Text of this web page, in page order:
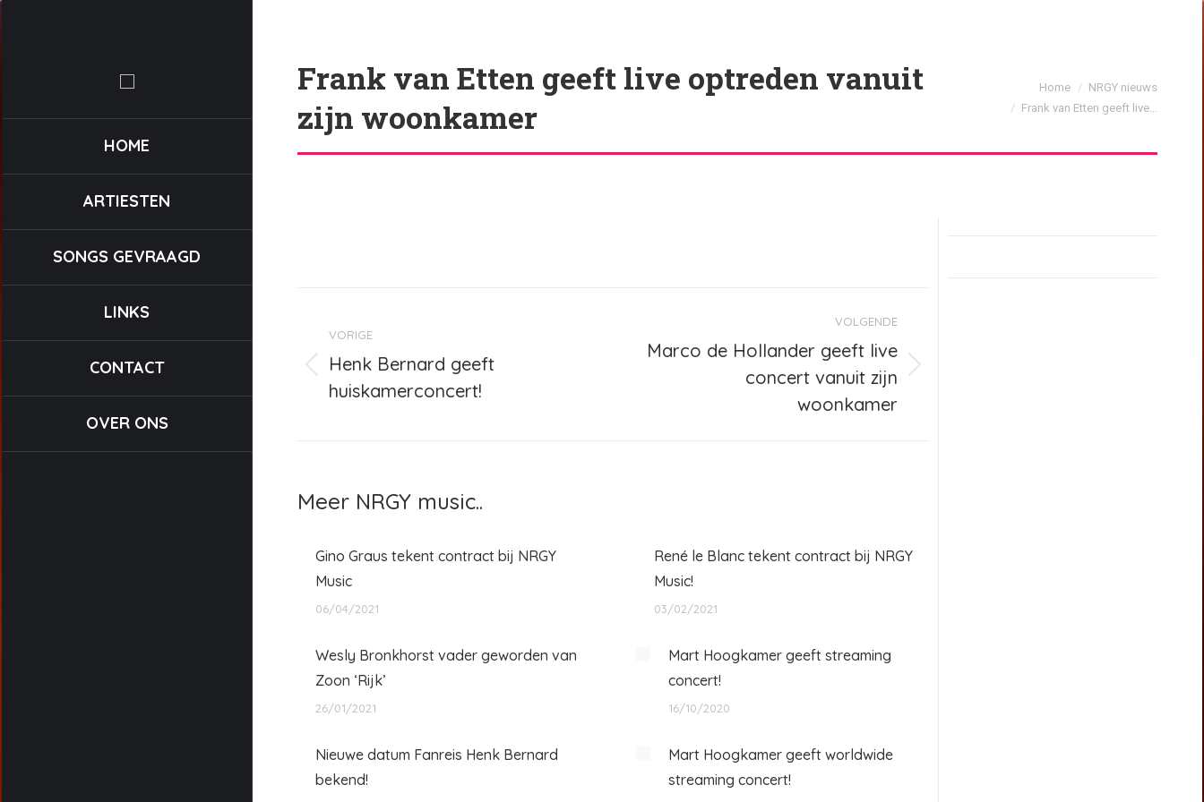
HOME
ARTIESTEN
SONGS GEVRAAGD
LINKS
CONTACT
OVER ONS
Frank van Etten geeft live optreden vanuit
zijn woonkamer
Home
NRGY nieuws
Frank van Etten geeft live…
navigatie
VORIGE
Vorig
bericht
Henk Bernard geeft
huiskamerconcert!
VOLGENDE
Marco de Hollander geeft live
concert vanuit zijn
woonkamer
Meer NRGY music..
Gino Graus tekent contract bij NRGY
Music
06/04/2021
René le Blanc tekent contract bij NRGY
Music!
03/02/2021
Wesly Bronkhorst vader geworden van
Zoon ‘Rijk’
26/01/2021
Mart Hoogkamer geeft streaming
concert!
16/10/2020
Nieuwe datum Fanreis Henk Bernard
bekend!
Mart Hoogkamer geeft worldwide
streaming concert!